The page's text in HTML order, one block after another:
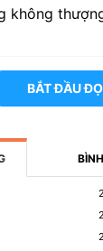
không
BẮT ĐẦU